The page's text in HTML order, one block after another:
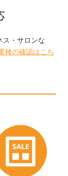
ス・サロンな
種の確認はこち